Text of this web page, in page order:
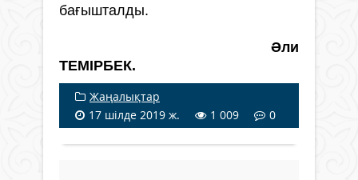
бағышталды.
Әли
ТЕМІРБЕК.
Жаңалықтар
17 шілде 2019 ж.
1 009 0